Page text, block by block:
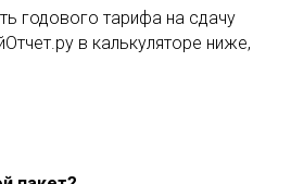
годового тарифа на сдачу
в калькуляторе ниже,